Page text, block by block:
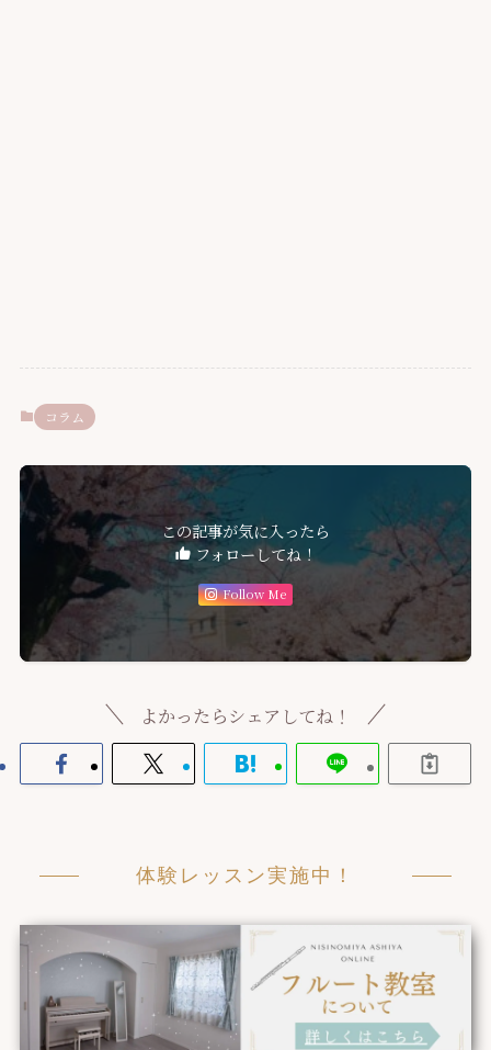
コラム
この記事が気に入ったら
フォローしてね！
Follow Me
よかったらシェアしてね！
体験レッスン実施中！